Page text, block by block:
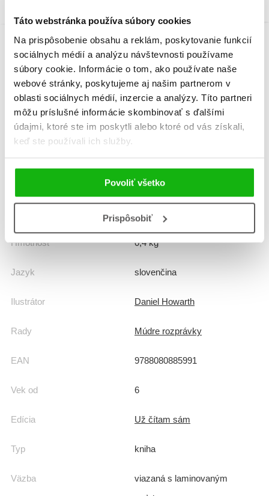
Táto webstránka používa súbory cookies
Na prispôsobenie obsahu a reklám, poskytovanie funkcií
sociálnych médií a analýzu návštevnosti používame
súbory cookie. Informácie o tom, ako používate naše
webové stránky, poskytujeme aj našim partnerom v
oblasti sociálnych médií, inzercie a analýzy. Títo partneri
môžu príslušné informácie skombinovať s ďalšími
údajmi, ktoré ste im poskytli alebo ktoré od vás získali,
keď ste používali ich služby.
Povoliť všetko
Prispôsobiť
Informácie
Žáner
ilustrované knihy
rozprávka
1.9.2019
195x240 mm
Hmotnosť 0,4 kg
Jazyk slovenčina
Ilustrátor Daniel Howarth
Rady Múdre rozprávky
EAN 9788080885991
Vek od 6
Edícia Už čítam sám
Typ kniha
Väzba
viazaná s laminovaným